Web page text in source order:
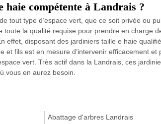
compétente à Landrais ?
tout type d’espace vert, que ce soit privée ou
toute la qualité requise pour prendre en charge
effet, disposant des jardiniers taille e haie
et fils est en mesure d’intervenir efficacement et
vert. Très actif dans la Landrais, ces
vous en aurez besoin.
Abattage d'arbres Landrais